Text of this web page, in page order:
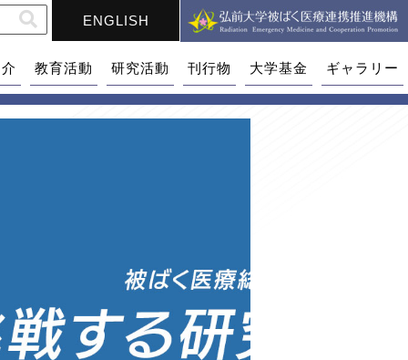
ENGLISH
教育活動 研究活動 刊行物 大学基金 ギャラリー